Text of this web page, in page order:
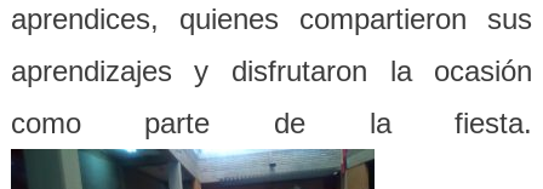
aprendices, quienes compartieron sus
aprendizajes y disfrutaron la ocasión
como parte de la fiesta.